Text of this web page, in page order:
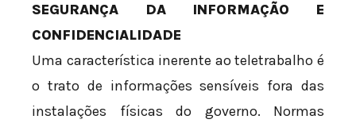
SEGURANÇA DA INFORMAÇÃO E
CONFIDENCIALIDADE
Uma característica inerente ao teletrabalho é
o trato de informações sensíveis fora das
instalações físicas do governo. Normas